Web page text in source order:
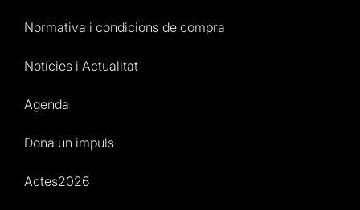
Normativa i condicions de compra
Notícies i Actualitat
Agenda
Dona un impuls
Actes2026